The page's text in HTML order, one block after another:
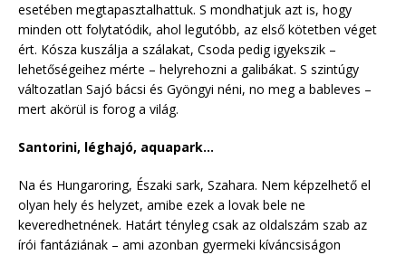
esetében megtapasztalhattuk. S mondhatjuk azt is, hogy
minden ott folytatódik, ahol legutóbb, az első kötetben véget
ért. Kósza kuszálja a szálakat, Csoda pedig igyekszik –
lehetőségeihez mérte – helyrehozni a galibákat. S szintúgy
változatlan Sajó bácsi és Gyöngyi néni, no meg a bableves –
mert akörül is forog a világ.
Santorini, léghajó, aquapark…
Na és Hungaroring, Északi sark, Szahara. Nem képzelhető el
olyan hely és helyzet, amibe ezek a lovak bele ne
keveredhetnének. Határt tényleg csak az oldalszám szab az
írói fantáziának – ami azonban gyermeki kíváncsiságon